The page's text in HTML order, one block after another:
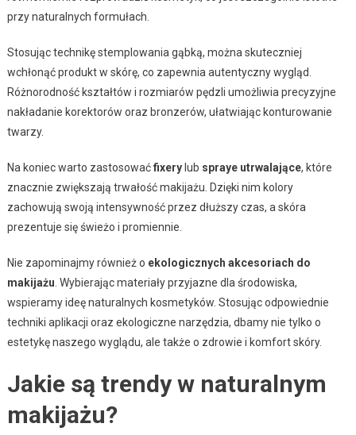
przy naturalnych formułach.
Stosując technikę stemplowania gąbką, można skuteczniej
wchłonąć produkt w skórę, co zapewnia autentyczny wygląd.
Różnorodność kształtów i rozmiarów pędzli umożliwia precyzyjne
nakładanie korektorów oraz bronzerów, ułatwiając konturowanie
twarzy.
Na koniec warto zastosowaćfixerylub spraye utrwalające, które
znacznie zwiększają trwałość makijażu. Dzięki nim kolory
zachowują swoją intensywność przez dłuższy czas, a skóra
prezentuje się świeżo i promiennie.
Nie zapominajmy również o ekologicznych akcesoriach do
makijażu . Wybierając materiały przyjazne dla środowiska,
wspieramy ideę naturalnych kosmetyków. Stosując odpowiednie
techniki aplikacji oraz ekologiczne narzędzia, dbamy nie tylko o
estetykę naszego wyglądu, ale także o zdrowie i komfort skóry.
Jakie są trendy w naturalnym
makijażu?